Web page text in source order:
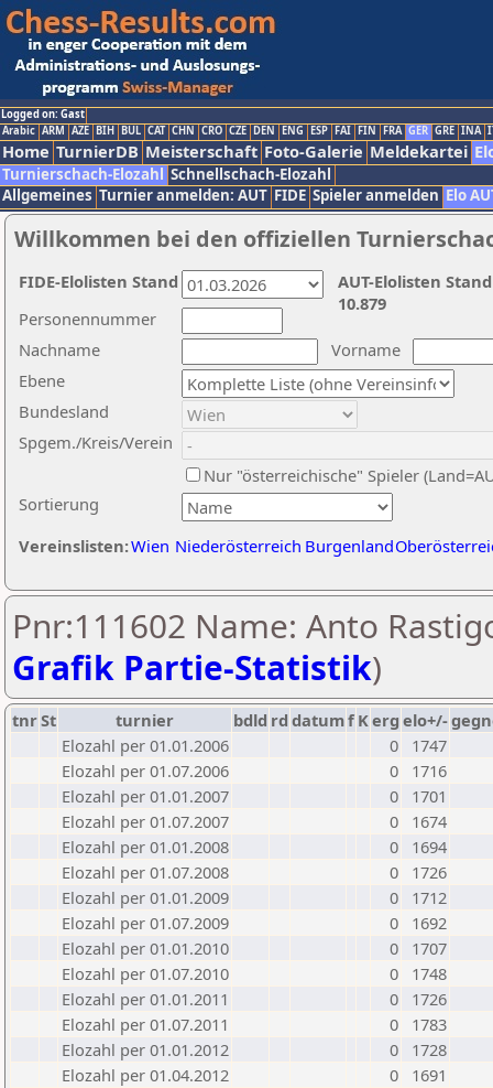
Logged on: Gast
Arabic ARM AZE BIH BUL CAT CHN CRO CZE DEN ENG ESP FAI FIN FRA GER GRE INA
Home TurnierDB Meisterschaft Foto-Galerie Meldekartei
Turnierschach-Elozahl Schnellschach-Elozahl
Allgemeines Turnier anmelden: AUT FIDE Spieler anmelden Elo
Willkommen bei den offiziellen
Nachname
Vorname
Ebene
Sortierung
Personennummer
Bundesland
Spgem./Kreis/Verein
Nur "österreichische" Spieler
Vereinslisten:Wien Niederösterreich Burgenland
AUT-Elolisten
10.879
FIDE-Elolisten Stand
Pnr:111602 Name: Anto
Grafik Partie-Statistik)
tnrSt turnier bdld rd datumf Kerg elo+/-
Elozahl per 01.01.2006
0
1747
Elozahl per 01.07.2006
0
1716
Elozahl per 01.01.2007
0
1701
Elozahl per 01.07.2007
0
1674
Elozahl per 01.01.2008
0
1694
Elozahl per 01.07.2008
0
1726
Elozahl per 01.01.2009
0
1712
Elozahl per 01.07.2009
0
1692
Elozahl per 01.01.2010
0
1707
Elozahl per 01.07.2010
0
1748
Elozahl per 01.01.2011
0
1726
Elozahl per 01.07.2011
0
1783
Elozahl per 01.01.2012
0
1728
Elozahl per 01.04.2012
0
1691